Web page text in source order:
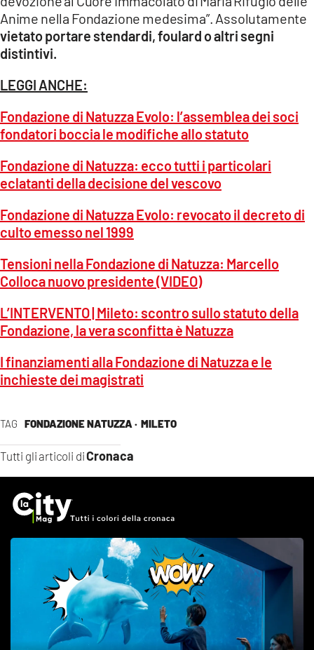
TAG FONDAZIONE NATUZZA · MILETO
Tutti gli articoli diCronaca
Anime nella Fondazione medesima”. Assolutamente
vietato portare stendardi, foulard o altri segni
distintivi.
LEGGI ANCHE:
Fondazione di Natuzza Evolo: l’assemblea dei soci
fondatori boccia le modifiche allo statuto
Fondazione di Natuzza: ecco tutti i particolari
eclatanti della decisione del vescovo
Fondazione di Natuzza Evolo: revocato il decreto di
culto emesso nel 1999
Tensioni nella Fondazione di Natuzza: Marcello
Colloca nuovo presidente (VIDEO)
L’INTERVENTO | Mileto: scontro sullo statuto della
Fondazione, la vera sconfitta è Natuzza
I finanziamenti alla Fondazione di Natuzza e le
inchieste dei magistrati